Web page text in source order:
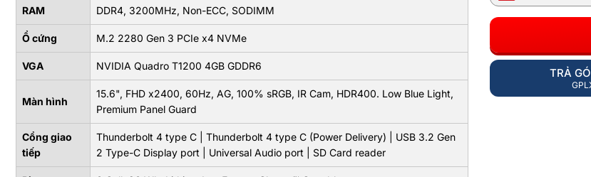
RAM DDR4, 3200MHz, Non-ECC, SODIMM
Ổ cứng M.2 2280 Gen 3 PCIe x4 NVMe
VGA NVIDIA Quadro T1200 4GB GDDR6
Màn hình
15.6", FHD x2400, 60Hz, AG, 100% sRGB, IR Cam, HDR400. Low Blue Light,
Premium Panel Guard
Cổng giao
tiếp
Thunderbolt 4 type C | Thunderbolt 4 type C (Power Delivery) | USB 3.2 Gen
2 Type-C Display port | Universal Audio port | SD Card reader
TRẢ